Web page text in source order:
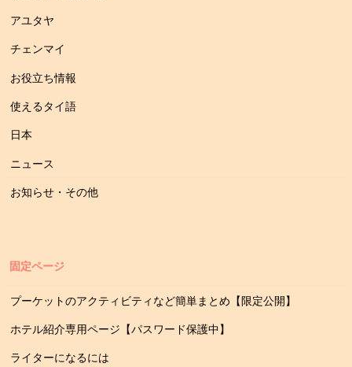
アユタヤ
チェンマイ
お役立ち情報
使えるタイ語
日本
ニュース
お知らせ・その他
固定ページ
プーケットのアクティビティなど簡単まとめ【限定公開】
ホテル紹介専用ページ【パスワード保護中】
ライターになるには